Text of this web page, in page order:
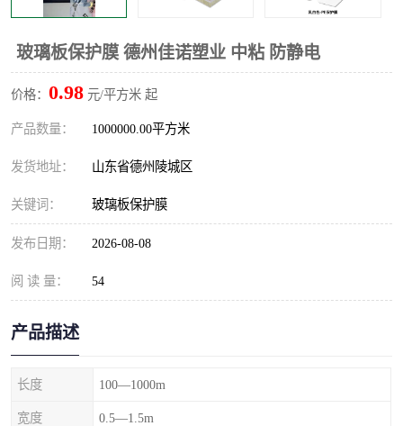
玻璃板保护膜 德州佳诺塑业 中粘 防静电
价格： 0.98 元/平方米 起
产品数量： 1000000.00平方米
发货地址： 山东省德州陵城区
关键词： 玻璃板保护膜
发布日期： 2026-08-08
阅 读 量： 54
产品描述
长度 100—1000m
宽度 0.5—1.5m